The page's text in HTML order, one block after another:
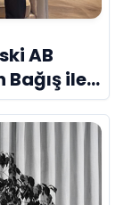
AB
Bağış ile